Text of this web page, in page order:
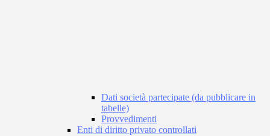
Dati società partecipate (da pubblicare in
tabelle)
Provvedimenti
Enti di diritto privato controllati